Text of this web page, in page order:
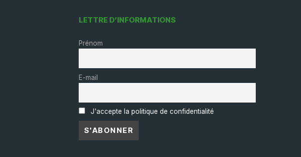
LETTRE D’INFORMATIONS
Prénom
E-mail
J'accepte la politique de confidentialité